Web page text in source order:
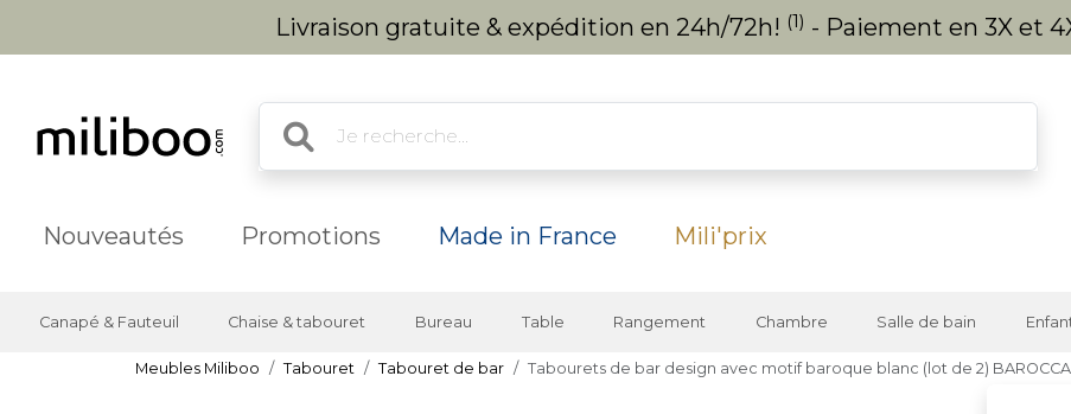
Livraison gratuite & expédition en 24h/72h! (1) - Paiement en 3X et
Nouveautés Promotions Made in France Mili'prix
Canapé & Fauteuil Chaise & tabouret Bureau Table Rangement Chambre Salle de bain
Meubles Miliboo Tabouret Tabouret de bar Tabourets de bar design avec motif baroque blanc (lot de 2) BAROCCA